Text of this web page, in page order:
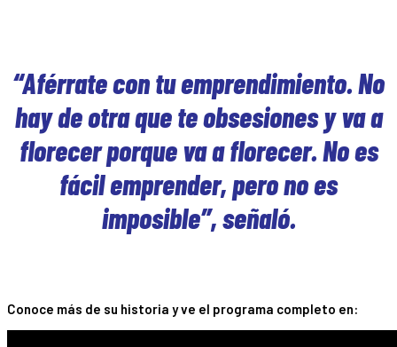
“Aférrate con tu emprendimiento. No
hay de otra que te obsesiones y va a
florecer porque va a florecer. No es
fácil emprender, pero no es
imposible”, señaló.
Conoce más de su historia y ve el programa completo en: